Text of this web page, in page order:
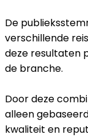
De
verschillende
deze resultaten
de branche.
Door deze
alleen
kwaliteit en